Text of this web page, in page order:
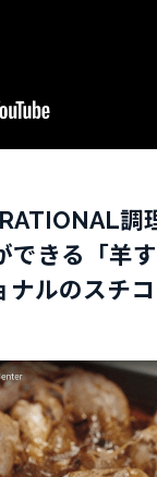
調
きる「羊
ルのスチ